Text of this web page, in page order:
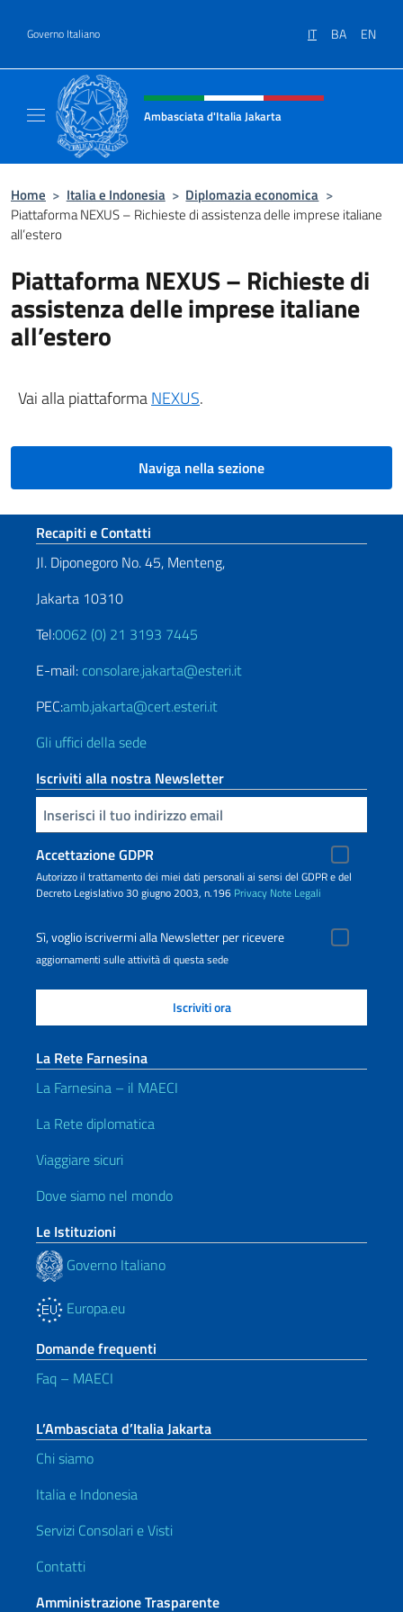
Governo Italiano IT BA EN
Intestazione sito, social e menù
Ambasciata d'Italia Jakarta
Home > Italia e Indonesia > Diplomazia economica >
Piattaforma NEXUS – Richieste di assistenza delle imprese italiane
all’estero
Piattaforma NEXUS – Richieste di
assistenza delle imprese italiane
all’estero
Vai alla piattaformaNEXUS.
Naviga nella sezione
Sezione footer
Recapiti e Contatti
Jl. Diponegoro No. 45, Menteng,
Jakarta 10310
Tel:0062 (0) 21 3193 7445
E-mail: consolare.jakarta@esteri.it
PEC:amb.jakarta@cert.esteri.it
Gli uffici della sede
Iscriviti alla nostra Newsletter
Inserisci la tua email
Accettazione GDPR
Autorizzo il trattamento dei miei dati personali ai sensi del GDPR e del
Decreto Legislativo 30 giugno 2003, n.196 Privacy Note Legali
Sì, voglio iscrivermi alla Newsletter per ricevere
aggiornamenti sulle attività di questa sede
La Rete Farnesina
La Farnesina – il MAECI
La Rete diplomatica
Viaggiare sicuri
Dove siamo nel mondo
Le Istituzioni
Governo Italiano
Europa.eu
Domande frequenti
Faq – MAECI
L’Ambasciata d’Italia Jakarta
Chi siamo
Italia e Indonesia
Servizi Consolari e Visti
Contatti
Amministrazione Trasparente